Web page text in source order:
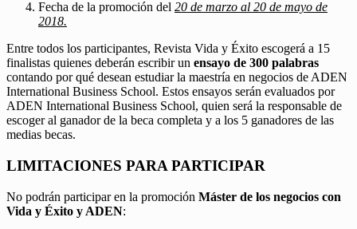
Fecha de la promoción del 20 de marzo al 20 de mayo de
2018.
Entre todos los participantes, Revista Vida y Éxito escogerá a 15
finalistas quienes deberán escribir un ensayo de 300 palabras
contando por qué desean estudiar la maestría en negocios de ADEN
International Business School. Estos ensayos serán evaluados por
ADEN International Business School, quien será la responsable de
escoger al ganador de la beca completa y a los 5 ganadores de las
medias becas.
LIMITACIONES PARA PARTICIPAR
No podrán participar en la promoción Máster de los negocios con
Vida y Éxito y ADEN: